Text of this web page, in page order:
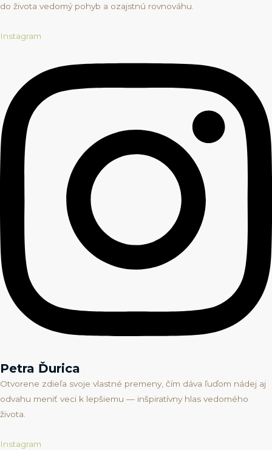
do života vedomý pohyb a ozajstnú rovnováhu.
Instagram
Petra Ďurica
Otvorene zdieľa svoje vlastné premeny, čím dáva ľuďom nádej aj
odvahu meniť veci k lepšiemu — inšpiratívny hlas vedomého
života.
Instagram